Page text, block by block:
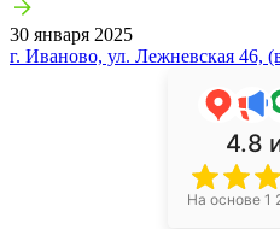
30 января 2025
г. Иваново, ул. Лежневская 46,
4.8
На основе 1